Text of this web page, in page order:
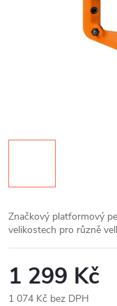
Značkový platformový
velikostech pro různě
1 299 Kč
1 074 Kč bez DPH